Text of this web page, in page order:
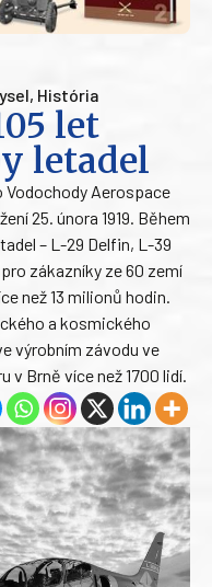
, História
let
letadel
Aerospace
25. února 1919. Během
– L-29 Delfin, L-39
zákazníky ze 60 zemí
než 13 milionů hodin.
a kosmického
výrobním závodu ve
v Brně více než 1700 lidí.